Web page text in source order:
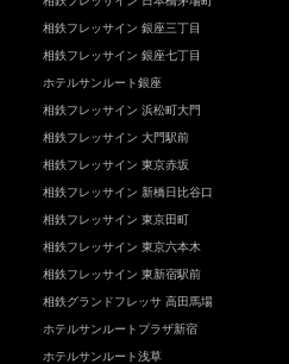
相鉄フレッサイン 銀座三丁目
相鉄フレッサイン 銀座七丁目
ホテルサンルート銀座
相鉄フレッサイン 浜松町大門
相鉄フレッサイン 大門駅前
相鉄フレッサイン 東京赤坂
相鉄フレッサイン 新橋日比谷口
相鉄フレッサイン 東京田町
相鉄フレッサイン 東京六本木
相鉄フレッサイン 東新宿駅前
相鉄グランドフレッサ 高田馬場
ホテルサンルートプラザ新宿
ホテルサンルート浅草